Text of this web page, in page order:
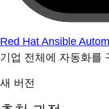
Red Hat Ansible
기업 전체에 자동화를
새 버전